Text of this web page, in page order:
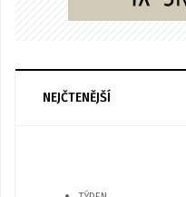
NEJČTENĚJŠÍ